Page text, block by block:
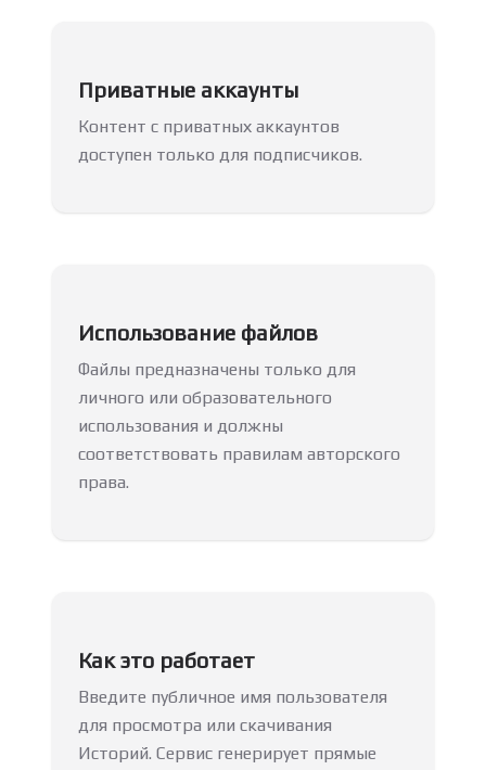
Приватные аккаунты
Контент с приватных аккаунтов
доступен только для подписчиков.
Использование файлов
Файлы предназначены только для
личного или образовательного
использования и должны
соответствовать правилам авторского
права.
Как это работает
Введите публичное имя пользователя
для просмотра или скачивания
Историй. Сервис генерирует прямые